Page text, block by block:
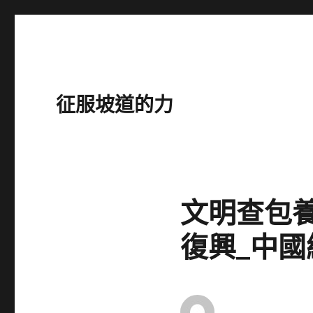
征服坡道的力
文明查包
復興_中國